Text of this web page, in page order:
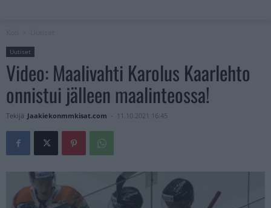
Uutiset
Video: Maalivahti Karolus Kaarlehto
onnistui jälleen maalinteossa!
Tekijä Jaakiekonmmkisat.com - 11.10.2021 16:45